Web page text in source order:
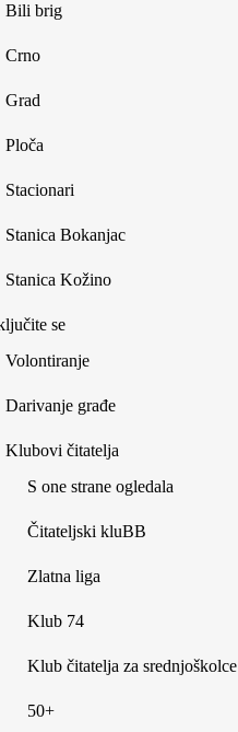
Bili brig
Crno
Grad
Ploča
Stacionari
Stanica Bokanjac
Stanica Kožino
se
Volontiranje
Darivanje građe
Klubovi čitatelja
S one strane ogledala
Čitateljski kluBB
Zlatna liga
Klub 74
Klub čitatelja za srednjoškolce
50+